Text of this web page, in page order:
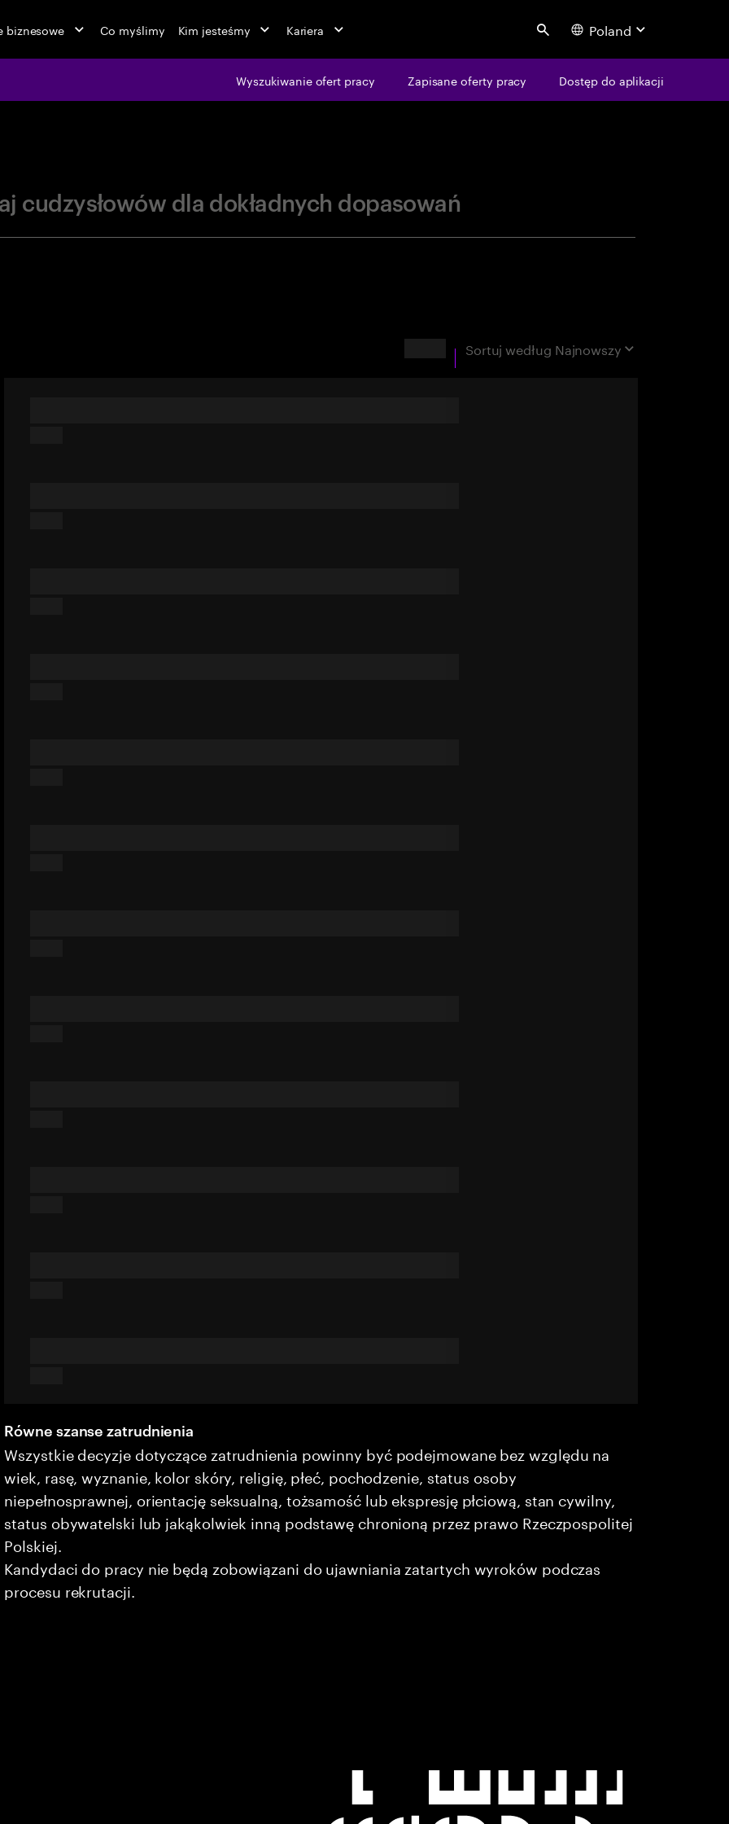
biznesowe Co myślimy Kim jesteśmy Kariera Search Poland
at Accenture
Wyszukiwanie ofert pracy Zapisane oferty pracy Dostęp do aplikacji
cudzysłowów dla dokładnych dopasowań
Sortuj według Najnowszy
Równe szanse zatrudnienia
Wszystkie decyzje dotyczące zatrudnienia powinny być podejmowane bez względu na
wiek, rasę, wyznanie, kolor skóry, religię, płeć, pochodzenie, status osoby
niepełnosprawnej, orientację seksualną, tożsamość lub ekspresję płciową, stan cywilny,
status obywatelski lub jakąkolwiek inną podstawę chronioną przez prawo Rzeczpospolitej
Polskiej.
Kandydaci do pracy nie będą zobowiązani do ujawniania zatartych wyroków podczas
procesu rekrutacji.